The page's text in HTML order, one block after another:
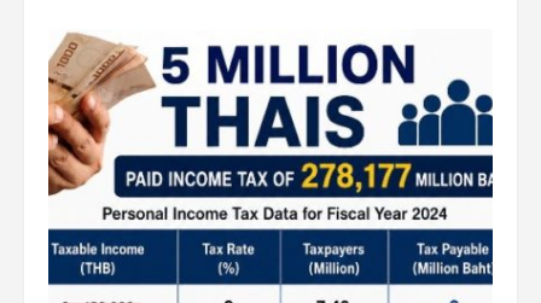
Début
de
saison
MotoGP
2027
:
Buriram
ouvre
une
nouvelle
ère